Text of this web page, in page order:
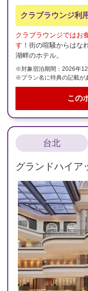
クラブラウンジ利
クラブラウンジではお
す！ 街の喧騒からはな
湖畔のホテル。
※対象宿泊期間：2026年
※プラン名に特典の記載が
この
台北
グランドハイア